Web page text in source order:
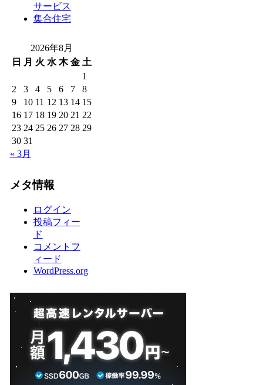
サービス
集合住宅
2026年8月
日
月 火 水 木 金 土
1
2
3 4 5 6 7
8
9
10 11 12 13 14 15
16 17 18 19 20 21 22
23 24 25 26 27 28 29
30 31
« 3月
メタ情報
ログイン
投稿フィー
ド
コメントフ
ィード
WordPress.org